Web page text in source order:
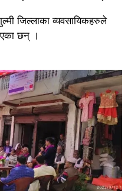
जिल्लाका व्यवसायिकहरुले
छन् ।